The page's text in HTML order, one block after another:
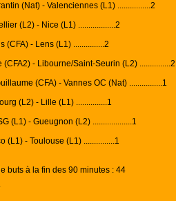
(Nat) - Valenciennes (L1) ................2
(L2) - Nice (L1) ..................2
(CFA) - Lens (L1) ...............2
(CFA2) - Libourne/Saint-Seurin (L2) ...............2
(CFA) - Vannes OC (Nat) ................1
(L2) - Lille (L1) ...............1
(L1) - Gueugnon (L2) ...................1
(L1) - Toulouse (L1) ...............1
buts à la fin des 90 minutes : 44